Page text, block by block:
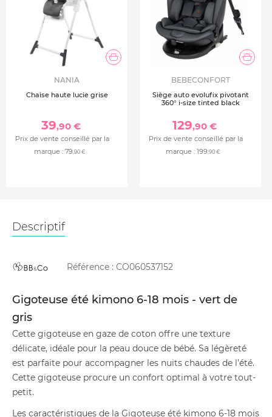
NANIA
Chaise haute lucie grise
39,90 €
Prix de vente conseillé par la
marque : 79,90 €
BEBECONFORT
Siège auto evolufix pivotant
360° i-size tinted black
129,90 €
Prix de vente conseillé par la
marque : 199,90 €
Descriptif
Référence : CO060537152
Gigoteuse été kimono 6-18 mois - vert de
gris
Cette gigoteuse en gaze de coton offre une texture
délicate, idéale pour la peau douce de bébé. Sa légèreté
est parfaite pour accompagner les nuits chaudes de l’été.
Cette gigoteuse procure un confort optimal à votre tout-
petit.
Les caractéristiques de la Gigoteuse été kimono 6-18 mois